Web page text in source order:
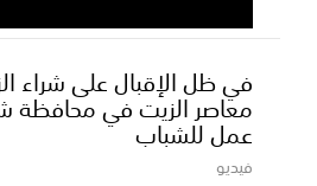
في ظل الإقبال على شراء
معاصر الزيت في محافظة
عمل للشباب
فيديو